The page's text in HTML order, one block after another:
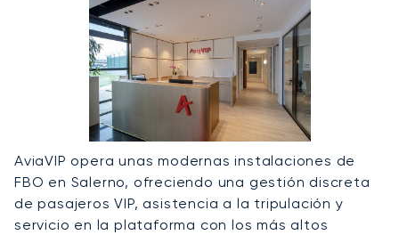
AviaVIP opera unas modernas instalaciones de
FBO en Salerno, ofreciendo una gestión discreta
de pasajeros VIP, asistencia a la tripulación y
servicio en la plataforma con los más altos